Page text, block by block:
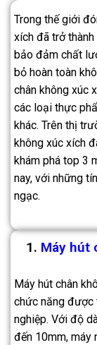
Trong thế giới
xích đã trở
bảo đảm chất
bỏ hoàn toàn
chân không xúc
các loại thực
khác. Trên thị
không xúc xích
khám phá top 3
nay, với những
ngạc.
1. Máy hút
Máy hút chân
chức năng được
nghiệp. Với độ
đến 10mm, máy